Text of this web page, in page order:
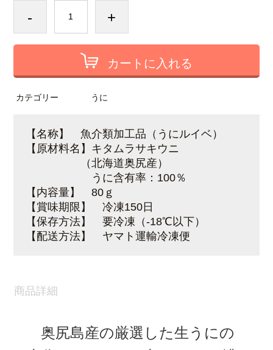
- +
カートに入れる
カテゴリー うに
【名称】 魚介類加工品（うにルイベ）
【原材料名】キタムラサキウニ
（北海道奥尻産）
うに含有率：100％
【内容量】 80ｇ
【賞味期限】 冷凍150日
【保存方法】 要冷凍（-18℃以下）
【配送方法】 ヤマト運輸冷凍便
商品詳細
奥尻島産の厳選した生うにの